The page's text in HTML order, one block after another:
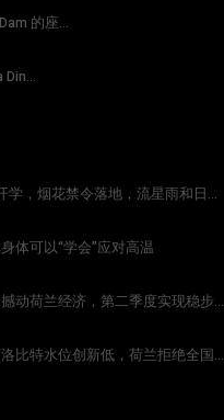
的座...
Din...
学，烟花禁令落地，流星雨和日...
体可以“学会”应对高温
动荷兰经济，第二季度实现稳步...
比特水位创新低，荷兰拒绝全国...